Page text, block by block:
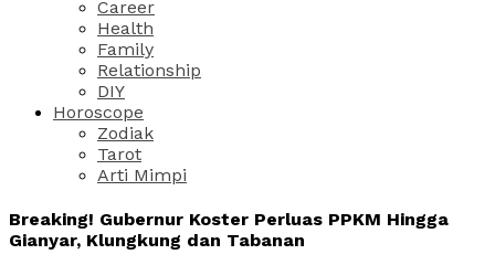
Career
Health
Family
Relationship
DIY
Horoscope
Zodiak
Tarot
Arti Mimpi
Breaking! Gubernur Koster Perluas PPKM Hingga
Gianyar, Klungkung dan Tabanan